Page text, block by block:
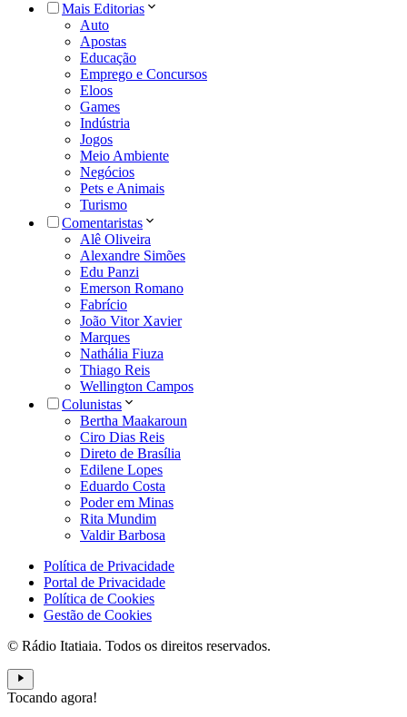
Mais Editorias
Auto
Apostas
Educação
Emprego e Concursos
Eloos
Games
Indústria
Jogos
Meio Ambiente
Negócios
Pets e Animais
Turismo
Comentaristas
Alê Oliveira
Alexandre Simões
Edu Panzi
Emerson Romano
Fabrício
João Vitor Xavier
Marques
Nathália Fiuza
Thiago Reis
Wellington Campos
Colunistas
Bertha Maakaroun
Ciro Dias Reis
Direto de Brasília
Edilene Lopes
Eduardo Costa
Poder em Minas
Rita Mundim
Valdir Barbosa
Política de Privacidade
Portal de Privacidade
Política de Cookies
Gestão de Cookies
© Rádio Itatiaia. Todos os direitos reservados.
Tocando agora!